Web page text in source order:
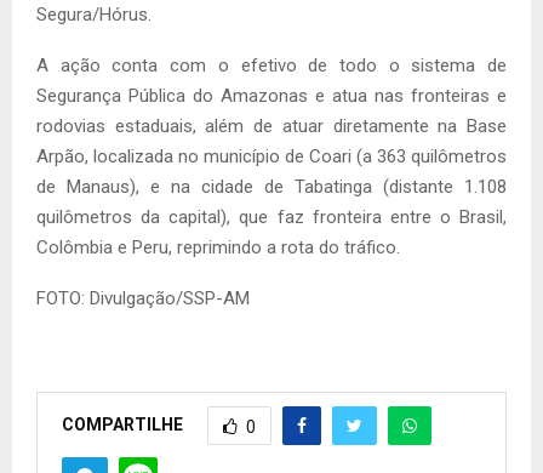
Segura/Hórus.
A ação conta com o efetivo de todo o sistema de
Segurança Pública do Amazonas e atua nas fronteiras e
rodovias estaduais, além de atuar diretamente na Base
Arpão, localizada no município de Coari (a 363 quilômetros
de Manaus), e na cidade de Tabatinga (distante 1.108
quilômetros da capital), que faz fronteira entre o Brasil,
Colômbia e Peru, reprimindo a rota do tráfico.
FOTO: Divulgação/SSP-AM
COMPARTILHE 0